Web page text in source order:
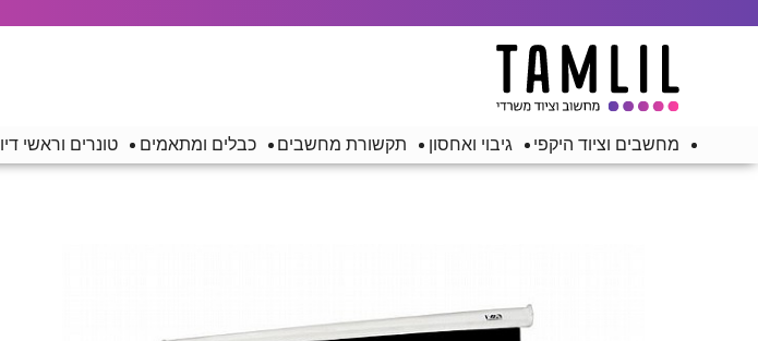
מחשבים וציוד היקפי גיבוי ואחסון תקשורת מחשבים כבלים ומתאמים טונרים וראשי דיו